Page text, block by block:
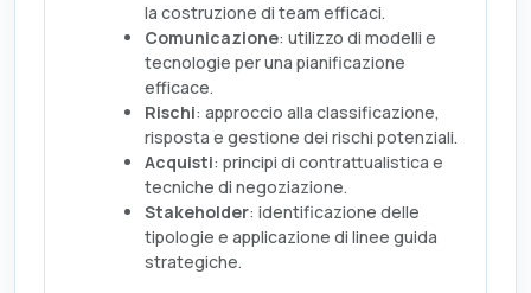
la costruzione di team efficaci.
Comunicazione: utilizzo di modelli e
tecnologie per una pianificazione
efficace.
Rischi: approccio alla classificazione,
risposta e gestione dei rischi potenziali.
Acquisti: principi di contrattualistica e
tecniche di negoziazione.
Stakeholder: identificazione delle
tipologie e applicazione di linee guida
strategiche.